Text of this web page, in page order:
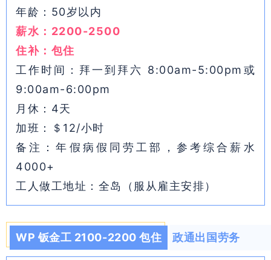
年龄：50岁以内
薪水：2200-2500
住补：包住
工作时间：拜一到拜六 8:00am-5:00pm或
9:00am-6:00pm
月休：4天
加班：＄12/小时
备注：年假病假同劳工部，参考综合薪水
4000+
工人做工地址：全岛（服从雇主安排）
WP 钣金工 2100-2200 包住 政通出国劳务